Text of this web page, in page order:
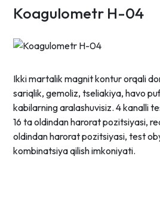
Koagulometr H-04
Ikki martalik magnit kontur orqali
sariqlik, gemoliz, tseliakiya, havo
kabilarning aralashuvisiz. 4 kanalli
16 ta oldindan harorat pozitsiyasi,
oldindan harorat pozitsiyasi, test
kombinatsiya qilish imkoniyati.
REAGENTLAR